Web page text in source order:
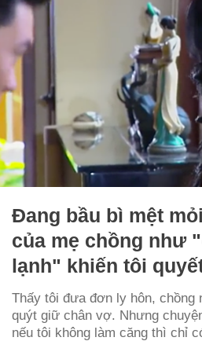
Đang bầu bì mệt
của mẹ chồng như
lạnh" khiến tôi
Thấy tôi đưa đơn ly hôn, chồng
quýt giữ chân vợ. Nhưng
nếu tôi không làm căng thì chỉ